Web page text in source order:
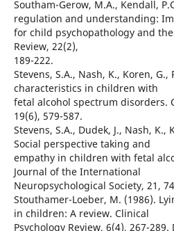
Southam-Gerow, M.A., Kendall,
regulation and understanding:
for child psychopathology and
Review, 22(2),
189-222.
Stevens, S.A., Nash, K., Koren, G.,
characteristics in children with
fetal alcohol spectrum disorders.
19(6), 579-587.
Stevens, S.A., Dudek, J., Nash, K.,
Social perspective taking and
empathy in children with fetal
Journal of the International
Neuropsychological Society, 21,
Stouthamer-Loeber, M. (1986).
in children: A review. Clinical
Psychology Review, 6(4), 267-